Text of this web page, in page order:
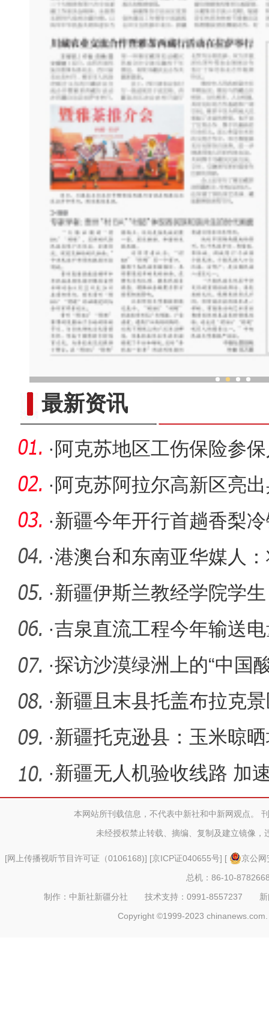
最新资讯
· 阿克苏地区工伤保险参
历史新高
· 阿克苏阿拉尔高新区亮
·新疆今年开行首趟香梨
·港澳台和东南亚华媒人
给读者
·新疆伊斯兰教经学院学
安心 没有
·吉泉直流工程今年输送
·探访沙漠绿洲上的“中国
伽师
·新疆且末县托盖布拉克
·新疆托克逊县：玉米晾晒
·新疆无人机验收线路 加
投运本网站所刊载信息，不代表中新社和中新网观点。
未经授权禁止转载、摘编、复制及建立镜像，
[网上传播视听节目许可证（0106168)] [京ICP证040655号] [
京公
总机：86-10-
制作：中新社新疆分社 技术支持：0991-8557237
Copyright ©1999-2023